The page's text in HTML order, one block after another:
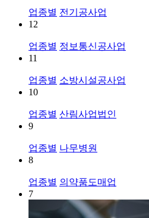
업종별 전기공사업
12
업종별 정보통신공사업
11
업종별 소방시설공사업
10
업종별 산림사업법인
9
업종별 나무병원
8
업종별 의약품도매업
7